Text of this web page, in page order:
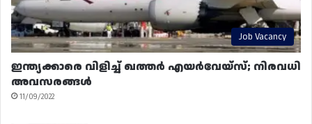
Job Vacancy
ഇന്ത്യക്കാരെ വിളിച്ച് ഖത്തർ എയർവേയ്‌സ്; നിരവധി
അവസരങ്ങൾ
11/09/2022